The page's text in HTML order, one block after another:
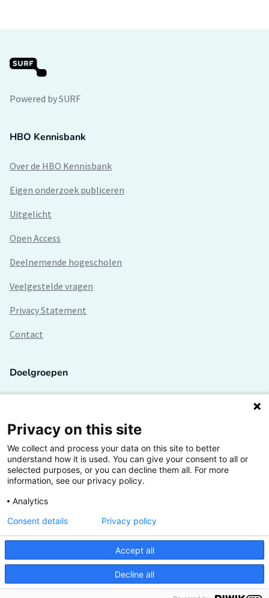
Powered by SURF
HBO Kennisbank
Over de HBO Kennisbank
Eigen onderzoek publiceren
Uitgelicht
Open Access
Deelnemende hogescholen
Veelgestelde vragen
Privacy Statement
Contact
Doelgroepen
Lectoren en onderzoekers
Bedrijven
Hogescholen
De grootste kennisbank van het HBO
Inspiratie op jouw vakgebied
Vrij toegankelijk
Privacy on this site
We collect and process your data on this site to better
understand how it is used. You can give your consent to all or
selected purposes, or you can decline them all. For more
information, see our privacy policy.
Analytics
Accept all
Decline all
Consent details Privacy policy